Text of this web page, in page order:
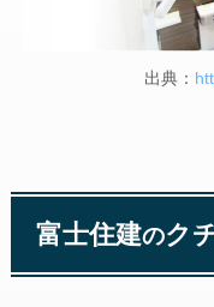
出典：
富士住建のク